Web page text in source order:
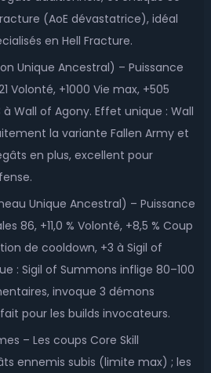
(AoE dévastatrice), idéal
en Hell Fracture.
Unique Ancestral) – Puissance
Volonté, +1000 Vie max, +505
à Wall of Agony. Effet unique : Wall
la variante Fallen Army et
en plus, excellent pour
Unique Ancestral) – Puissance
86, +11,0 % Volonté, +8,5 % Coup
de cooldown, +3 à Sigil of
: Sigil of Summons inflige 80–100
invoque 3 démons
pour les builds invocateurs.
– Les coups Core Skill
ennemis subis (limite max) ; les